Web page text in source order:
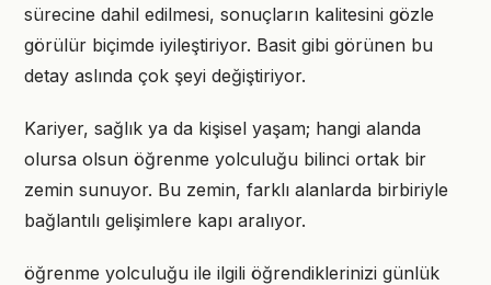
sürecine dahil edilmesi, sonuçların kalitesini gözle
görülür biçimde iyileştiriyor. Basit gibi görünen bu
detay aslında çok şeyi değiştiriyor.
Kariyer, sağlık ya da kişisel yaşam; hangi alanda
olursa olsun öğrenme yolculuğu bilinci ortak bir
zemin sunuyor. Bu zemin, farklı alanlarda birbiriyle
bağlantılı gelişimlere kapı aralıyor.
öğrenme yolculuğu ile ilgili öğrendiklerinizi günlük